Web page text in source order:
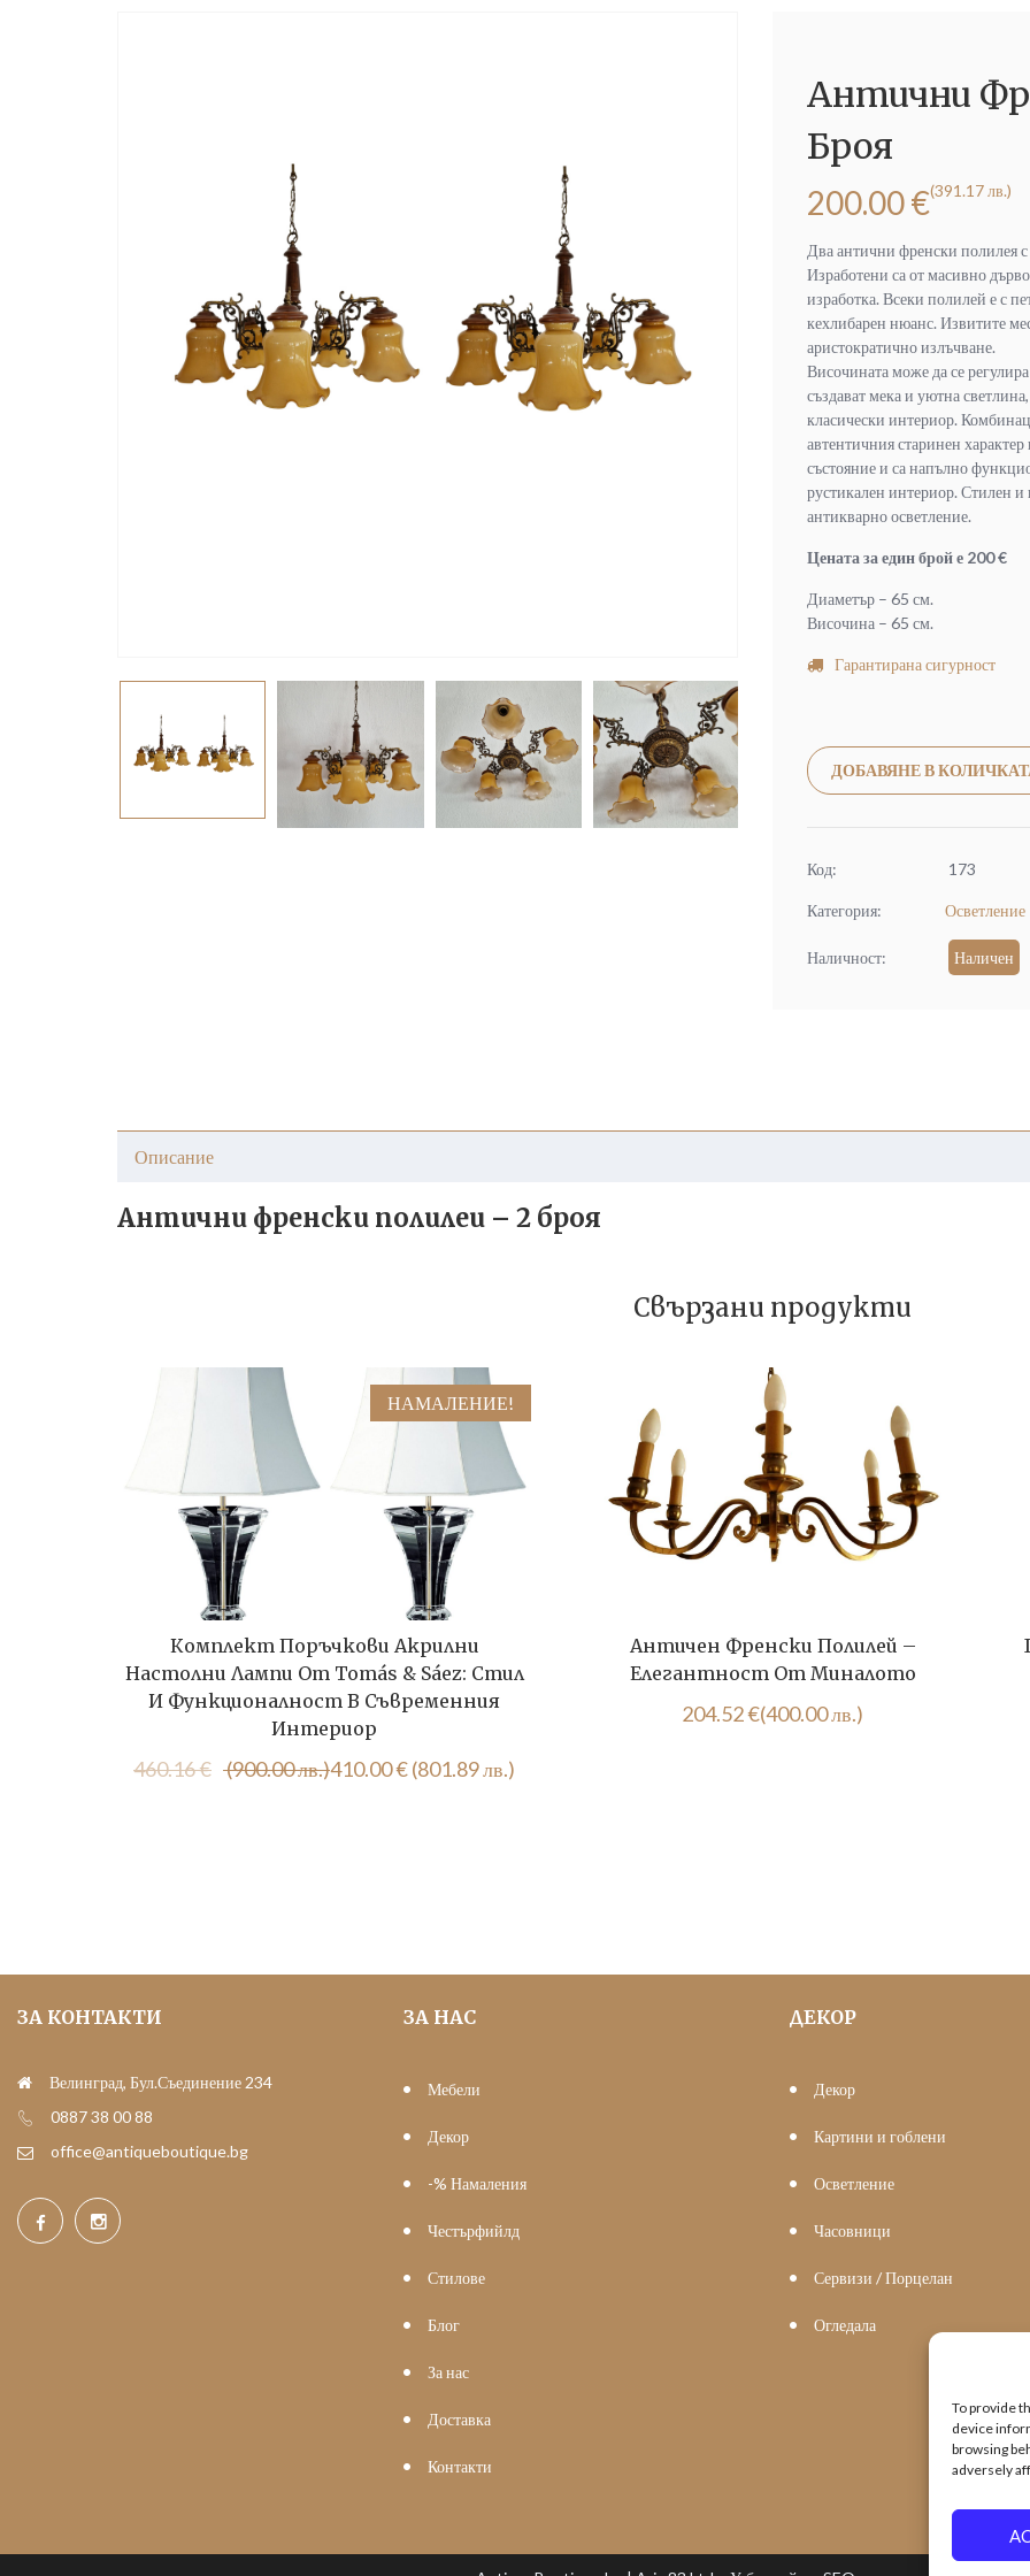
To provide
device
browsing
adversely
Антични
Броя
200.00€(391.17 лв.)
Два антични френски полилея
Изработени са от масивно
изработка. Всеки полилей е с
кехлибарен нюанс. Извитите
аристократично излъчване.
Височината може да се
създават мека и уютна
класически интериор.
автентичния старинен
състояние и са напълно
рустикален интериор. Стилен
антикварно осветление.
Цената за един брой е 200 €
Диаметър – 65 см.
Височина – 65 см.
Гарантирана сигурност
ДОБАВЯНЕ В
Код: 173
Категория: Осветление
Наличност: Наличен
Описание
Антични френски полилеи – 2 броя
Свързани продукти
НАМАЛЕНИЕ!
Комплект Поръчкови Акрилни
Настолни Лампи От Tomás & Sáez: Стил
И Функционалност В Съвременния
Интериор
460.16€ (900.00 лв.)Original
410.00€(801.89 лв.)
Текущата
Античен Френски Полилей –
Елегантност От Миналото
204.52€(400.00 лв.)
ЗА КОНТАКТИ
Велинград, Бул.Съединение 234
0887 38 00 88
office@antiqueboutique.bg
ЗА НАС
Мебели
Декор
-% Намаления
Честърфийлд
Стилове
Блог
За нас
Доставка
Контакти
ДЕКОР
Декор
Картини и гоблени
Осветление
Часовници
Сервизи / Порцелан
Огледала